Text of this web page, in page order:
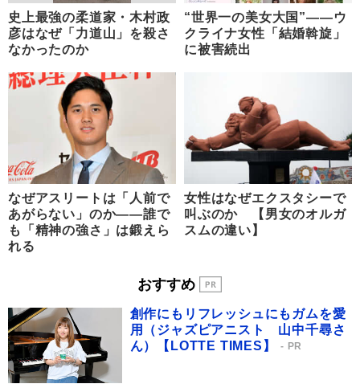
史上最強の柔道家・木村政
彦はなぜ「力道山」を殺さ
なかったのか
“世界一の美女大国”――ウ
クライナ女性「結婚斡旋」
に被害続出
なぜアスリートは「人前で
あがらない」のか――誰で
も「精神の強さ」は鍛えら
れる
女性はなぜエクスタシーで
叫ぶのか 【男女のオルガ
スムの違い】
おすすめ
創作にもリフレッシュにもガムを愛
用（ジャズピアニスト 山中千尋さ
ん）【LOTTE TIMES】
PR